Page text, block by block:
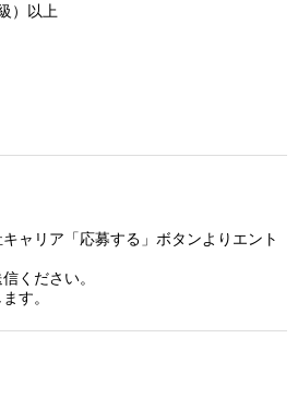
）以上
ャリア「応募する」ボタンよりエント
ください。
す。